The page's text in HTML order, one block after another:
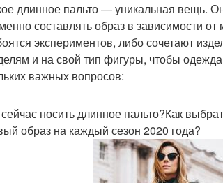
длинное пальто — уникальная вещь.
составлять образ в зависимости
экспериментов, либо сочетают
и на свой тип фигуры, чтобы
важных вопросов:
носить длинное пальто?Как
образ на каждый сезон 2020 года?